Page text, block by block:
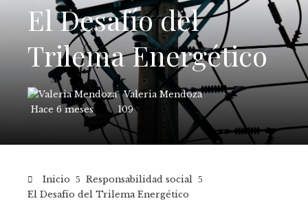
El Desafío del
Trilema Energético
Valeria Mendoza
Hace 6 meses
109
Inicio
Responsabilidad social
El Desafío del Trilema Energético